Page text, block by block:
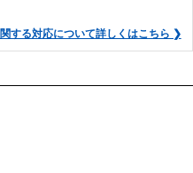
する対応について詳しくはこちら ❯